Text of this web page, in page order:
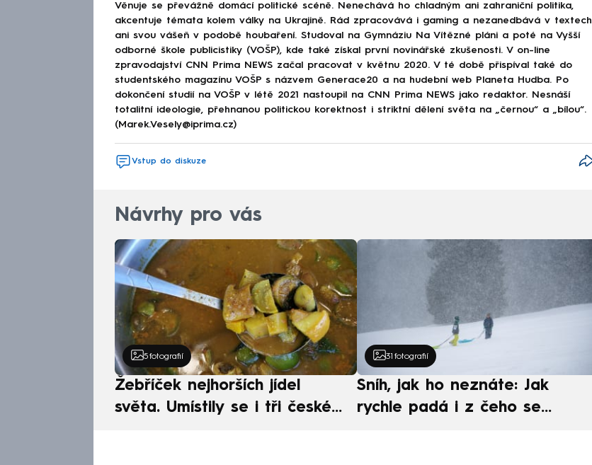
Věnuje se převážně domácí politické scéně. Nenechává ho chladným ani zahraniční politika,
akcentuje témata kolem války na Ukrajině. Rád zpracovává i gaming a nezanedbává v textech
ani svou vášeň v podobě houbaření. Studoval na Gymnáziu Na Vítězné pláni a poté na Vyšší
odborné škole publicistiky (VOŠP), kde také získal první novinářské zkušenosti. V on-line
zpravodajství CNN Prima NEWS začal pracovat v květnu 2020. V té době přispíval také do
studentského magazínu VOŠP s názvem Generace20 a na hudební web Planeta Hudba. Po
dokončení studií na VOŠP v létě 2021 nastoupil na CNN Prima NEWS jako redaktor. Nesnáší
totalitní ideologie, přehnanou politickou korektnost i striktní dělení světa na „černou“ a „bílou“.
(Marek.Vesely@iprima.cz)
Vstup do diskuze
Návrhy pro vás
5 fotografií
Žebříček nejhorších jídel
světa. Umístily se i tři české
31 fotografií
Sníh, jak ho neznáte: Jak
rychle padá i z čeho se